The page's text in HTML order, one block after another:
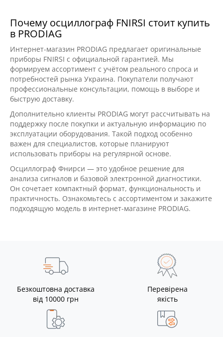
Почему осциллограф FNIRSI стоит купить
в PRODIAG
Интернет-магазин PRODIAG предлагает оригинальные
приборы FNIRSI с официальной гарантией. Мы
формируем ассортимент с учётом реального спроса и
потребностей рынка Украина. Покупатели получают
профессиональные консультации, помощь в выборе и
быструю доставку.
Дополнительно клиенты PRODIAG могут рассчитывать на
поддержку после покупки и актуальную информацию по
эксплуатации оборудования. Такой подход особенно
важен для специалистов, которые планируют
использовать приборы на регулярной основе.
Осциллограф Фнирси — это удобное решение для
анализа сигналов и базовой электронной диагностики.
Он сочетает компактный формат, функциональность и
практичность. Ознакомьтесь с ассортиментом и закажите
подходящую модель в интернет-магазине PRODIAG.
Безкоштовна доставка
від 10000 грн
Перевірена
якість